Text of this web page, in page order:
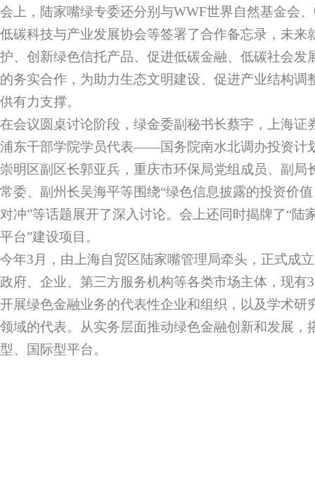
会上，陆家嘴绿专委还分别与WWF世界自然基金会
低碳科技与产业发展协会等签署了合作备忘录，未来
护、创新绿色信托产品、促进低碳金融、低碳社会发
的务实合作，为助力生态文明建设、促进产业结构调
供有力支撑。
在会议圆桌讨论阶段，绿金委副秘书长蔡宇，上海证
浦东干部学院学员代表——国务院南水北调办投资计
崇明区副区长郭亚兵，重庆市环保局党组成员、副局
常委、副州长吴海平等围绕“绿色信息披露的投资价
对冲”等话题展开了深入讨论。会上还同时揭牌了“陆
平台”建设项目。
今年3月，由上海自贸区陆家嘴管理局牵头，正式成
政府、企业、第三方服务机构等各类市场主体，现有
开展绿色金融业务的代表性企业和组织，以及学术研
领域的代表。从实务层面推动绿色金融创新和发展，
型、国际型平台。